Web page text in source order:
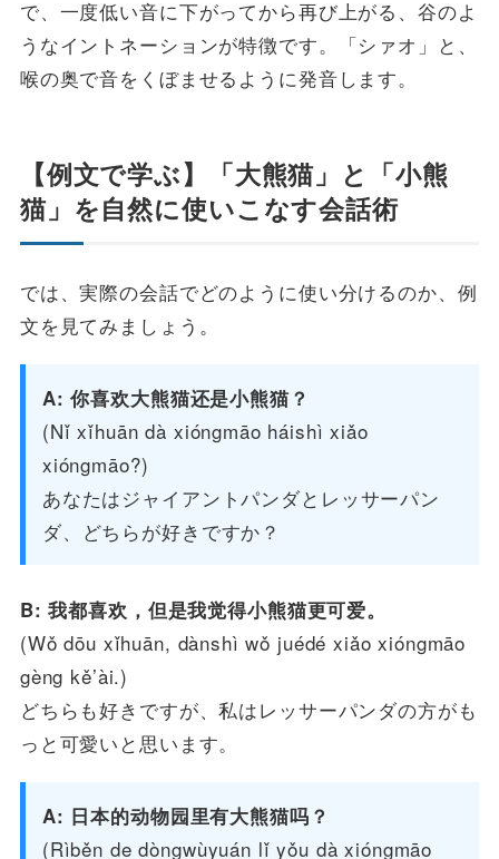
で、一度低い音に下がってから再び上がる、谷のよ
うなイントネーションが特徴です。「シァオ」と、
喉の奥で音をくぼませるように発音します。
【例文で学ぶ】「大熊猫」と「小熊
猫」を自然に使いこなす会話術
では、実際の会話でどのように使い分けるのか、例
文を見てみましょう。
A: 你喜欢大熊猫还是小熊猫？
(Nǐ xǐhuān dà xióngmāo háishì xiǎo
xióngmāo?)
あなたはジャイアントパンダとレッサーパン
ダ、どちらが好きですか？
B: 我都喜欢，但是我觉得小熊猫更可爱。
(Wǒ dōu xǐhuān, dànshì wǒ juédé xiǎo xióngmāo
gèng kě’ài.)
どちらも好きですが、私はレッサーパンダの方がも
っと可愛いと思います。
A: 日本的动物园里有大熊猫吗？
(Rìběn de dòngwùyuán lǐ yǒu dà xióngmāo